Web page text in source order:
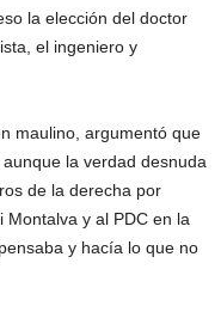
la elección del doctor
el ingeniero y
maulino, argumentó que
la verdad desnuda
de la derecha por
y al PDC en la
y hacía lo que no